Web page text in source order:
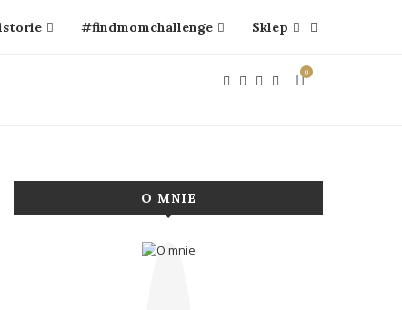
#findmomchallenge Sklep
0
O MNIE